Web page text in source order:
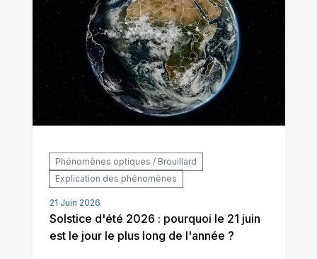
Phénomènes optiques / Brouillard
Explication des phénomènes
21 Juin 2026
Solstice d'été 2026 : pourquoi le 21 juin
est le jour le plus long de l'année ?